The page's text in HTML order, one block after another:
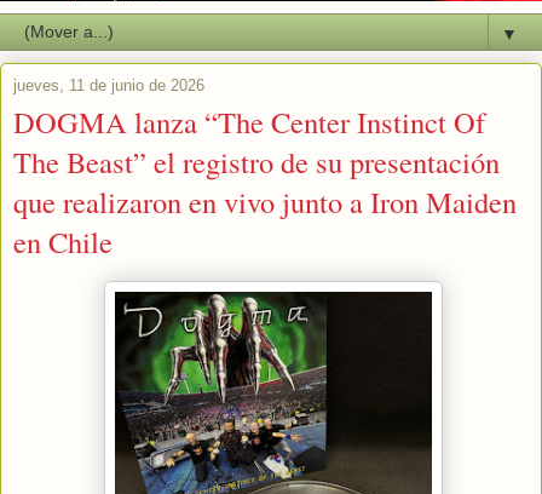
▼
jueves, 11 de junio de 2026
DOGMA lanza “The Center Instinct Of
The Beast” el registro de su presentación
que realizaron en vivo junto a Iron Maiden
en Chile